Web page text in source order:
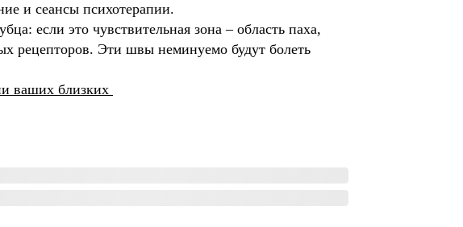
и сеансы психотерапии.
если это чувствительная зона – область паха,
рецепторов. Эти швы неминуемо будут болеть
ваших близких